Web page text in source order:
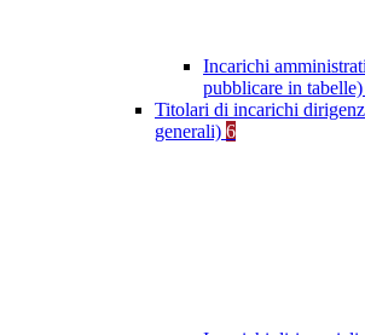
Incarichi
pubblicare in tabelle)
Titolari di incarichi
generali) 6